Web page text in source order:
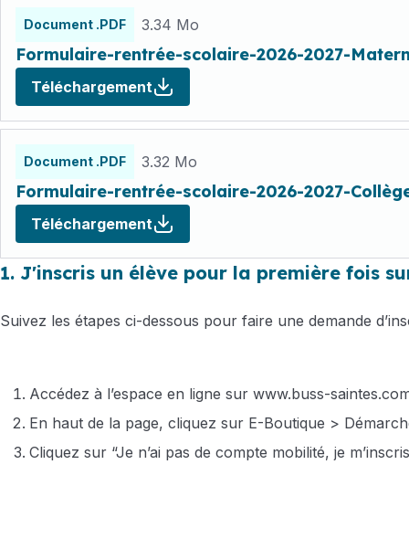
Document .PDF 3.34 Mo
Formulaire-rentrée-scolaire-2026-2027-
Téléchargement
Document .PDF 3.32 Mo
Formulaire-rentrée-scolaire-2026-2027-
Téléchargement
1. J'inscris un élève pour la première fois
Suivez les étapes ci-dessous pour faire une demande
Accédez à l’espace en ligne sur www.buss-
En haut de la page, cliquez sur E-Boutique >
Cliquez sur “Je n’ai pas de compte mobilité, je